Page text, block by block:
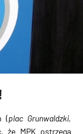
(plac Grunwaldzki,
że MPKostrzega